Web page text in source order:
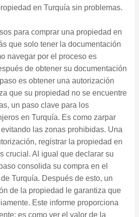
en Turquía sin problemas.
para comprar una propiedad en
que solo tener la documentación
navegar por el proceso es
de obtener su documentación
es obtener una autorización
que su propiedad no se encuentre
un paso clave para los
en Turquía. Es como zarpar
las zonas prohibidas. Una
registrar la propiedad en
crucial. Al igual que declarar su
consolida su compra en el
Turquía. Después de esto, un
de la propiedad le garantiza que
Este informe proporciona
es como ver el valor de la